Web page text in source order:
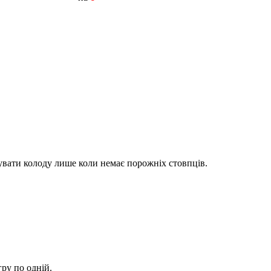
колоду лише коли немає порожніх стовпців.
по одній.